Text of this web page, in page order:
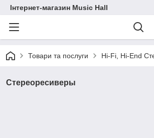
Інтернет-магазин Music Hall
Товари та послуги Hi-Fi, Hi-End
Стереоресиверы